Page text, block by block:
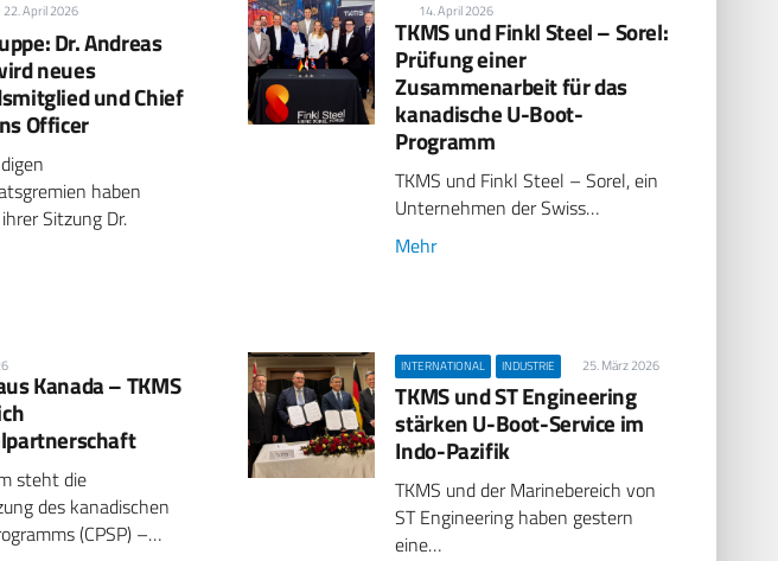
22. April 2026
Dr. Andreas
neues
und Chief
Officer
haben
Sitzung Dr.
14. April 2026
TKMS und Finkl Steel – Sorel:
Prüfung einer
Zusammenarbeit für das
kanadische U-Boot-
Programm
TKMS und Finkl Steel – Sorel, ein
Unternehmen der Swiss…
Mehr
Kanada – TKMS
steht die
des kanadischen
(CPSP) –…
INTERNATIONAL INDUSTRIE 25. März 2026
TKMS und ST Engineering
stärken U-Boot-Service im
Indo-Pazifik
TKMS und der Marinebereich von
ST Engineering haben gestern
eine…